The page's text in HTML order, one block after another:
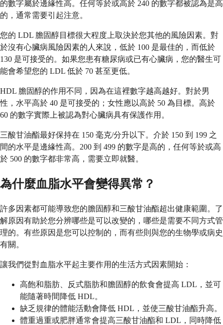
的數字屬於邊緣性高。任何等於或高於 240 的數字都被認為是高
的，通常需要引起注意。
您的 LDL 膽固醇目標很大程度上取決於您其他的風險因素。對
於沒有心臟病風險因素的人來說，低於 100 是最佳的，而低於
130 是可接受的。如果您患有糖尿病或已有心臟病，您的醫生可
能會希望您的 LDL 低於 70 甚至更低。
HDL 膽固醇的作用不同，因為在這裡數字越高越好。對於男
性，水平高於 40 是可接受的；女性應以高於 50 為目標。高於
60 的數字實際上被認為對心臟病具有保護作用。
三酸甘油酯最好保持在 150 毫克/分升以下。介於 150 到 199 之
間的水平是邊緣性高。200 到 499 的數字是高的，任何等於或高
於 500 的數字都非常高，需要立即就醫。
為什麼血脂水平會變得異常？
許多因素都可能導致您的膽固醇和三酸甘油酯超出健康範圍。了
解原因有助於您分辨哪些是可以改變的，哪些是需要不同方式管
理的。有些原因是您可以控制的，而有些則與您的生物學或病史
有關。
讓我們從對血脂水平起主要作用的生活方式因素開始：
高飽和脂肪、反式脂肪和膽固醇的飲食會提高 LDL，並可
能隨著時間降低 HDL。
缺乏規律的體能活動會降低 HDL，並使三酸甘油酯升高。
體重過重或肥胖通常會提高三酸甘油酯和 LDL，同時降低